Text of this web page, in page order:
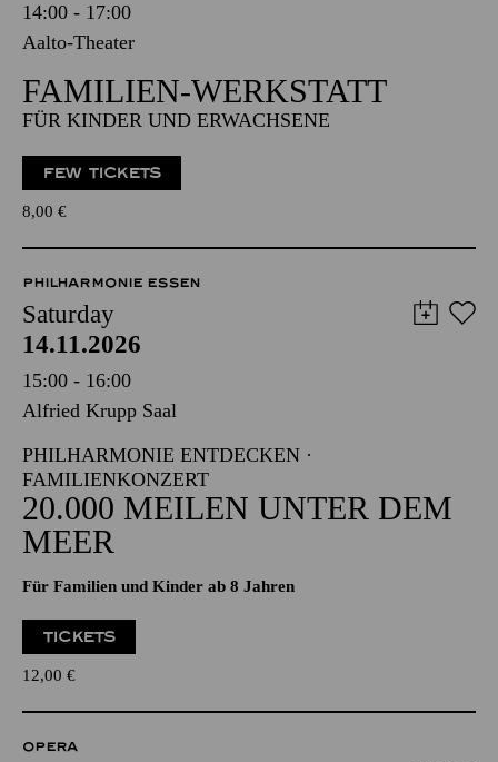
14:00 - 17:00
Aalto-Theater
FAMILIEN-WERKSTATT
FÜR KINDER UND ERWACHSENE
FEW TICKETS
8,00 €
PHILHARMONIE ESSEN
Saturday
14.11.2026
15:00 - 16:00
Alfried Krupp Saal
PHILHARMONIE ENTDECKEN ·
FAMILIENKONZERT
20.000 MEILEN UNTER DEM
MEER
Für Familien und Kinder ab 8 Jahren
TICKETS
12,00 €
OPERA